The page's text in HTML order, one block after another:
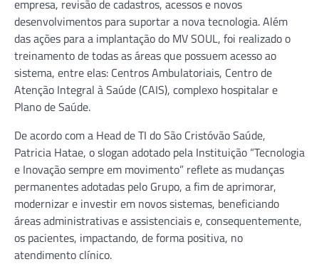
empresa, revisão de cadastros, acessos e novos
desenvolvimentos para suportar a nova tecnologia. Além
das ações para a implantação do MV SOUL, foi realizado o
treinamento de todas as áreas que possuem acesso ao
sistema, entre elas: Centros Ambulatoriais, Centro de
Atenção Integral à Saúde (CAIS), complexo hospitalar e
Plano de Saúde.
De acordo com a Head de TI do São Cristóvão Saúde,
Patricia Hatae, o slogan adotado pela Instituição “Tecnologia
e Inovação sempre em movimento” reflete as mudanças
permanentes adotadas pelo Grupo, a fim de aprimorar,
modernizar e investir em novos sistemas, beneficiando
áreas administrativas e assistenciais e, consequentemente,
os pacientes, impactando, de forma positiva, no
atendimento clínico.